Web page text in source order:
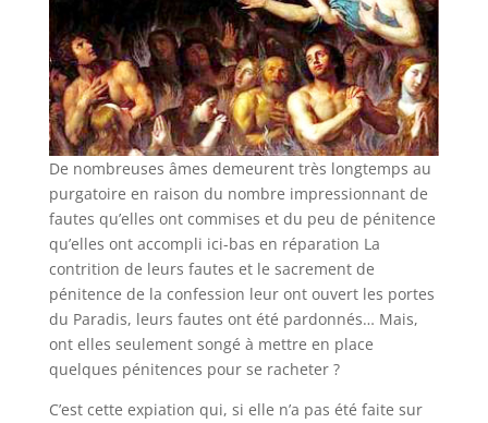
De nombreuses âmes demeurent très longtemps au
purgatoire en raison du nombre impressionnant de
fautes qu’elles ont commises et du peu de pénitence
qu’elles ont accompli ici-bas en réparation La
contrition de leurs fautes et le sacrement de
pénitence de la confession leur ont ouvert les portes
du Paradis, leurs fautes ont été pardonnés… Mais,
ont elles seulement songé à mettre en place
quelques pénitences pour se racheter ?
C’est cette expiation qui, si elle n’a pas été faite sur